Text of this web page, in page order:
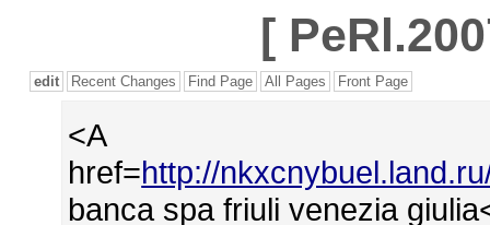
[
edit Recent Changes Find Page All Pages Front Page
<A
href=http://
banca spa friuli venezia